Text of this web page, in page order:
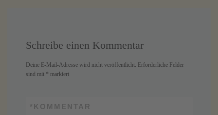
Schreibe einen Kommentar
Deine E-Mail-Adresse wird nicht veröffentlicht. Erforderliche Felder
sind mit * markiert
KOMMENTAR
*